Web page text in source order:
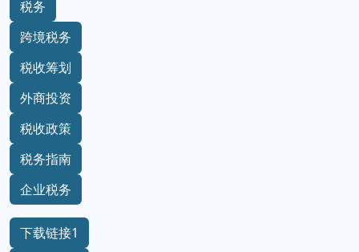
税务
跨境税务
税收筹划
外商投资
税收政策
税务指南
企业税务
下载链接1